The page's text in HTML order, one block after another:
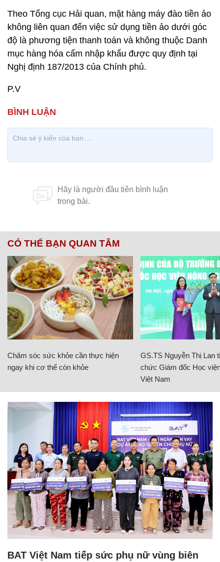
Theo Tổng cục Hải quan, mặt hàng máy đào tiền ảo
không liên quan đến việc sử dụng tiền ảo dưới góc
độ là phương tiện thanh toán và không thuộc Danh
mục hàng hóa cấm nhập khẩu được quy định tại
Nghị định 187/2013 của Chính phủ.
P.V
CÓ THỂ BẠN QUAN TÂM
Chăm sóc sức khỏe cần thực hiện
ngay khi cơ thể còn khỏe
GS.TS Nguyễn Thị Lan
chức Giám đốc Học
Việt Nam
BAT Việt Nam tiếp sức phụ nữ vùng biên